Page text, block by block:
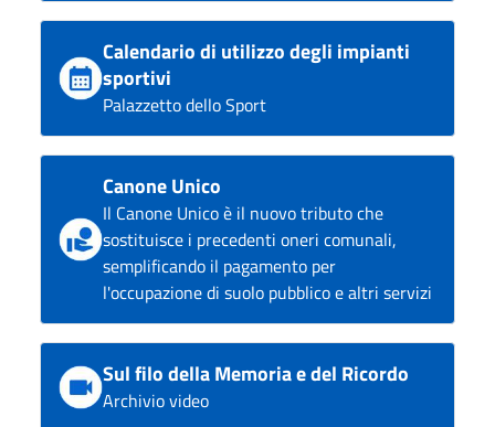
Calendario di utilizzo degli impianti
sportivi
Palazzetto dello Sport
Canone Unico
Il Canone Unico è il nuovo tributo che
sostituisce i precedenti oneri comunali,
semplificando il pagamento per
l'occupazione di suolo pubblico e altri servizi
Sul filo della Memoria e del Ricordo
Archivio video